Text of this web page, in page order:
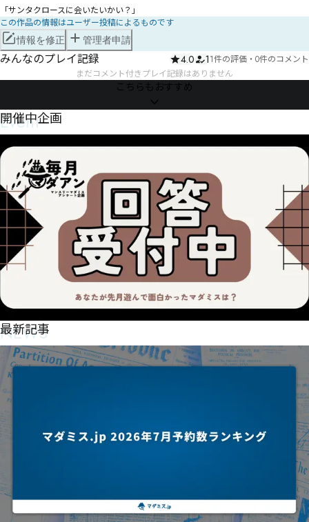
「サンタクロースに会いたいかい？」
この作品の情報はユーザー投稿によるものです
情報を修正 管理者申請
みんなのプレイ記録 4.0 11件の評価 ・ 0件のコメント
まだコメント付きプレイ記録はありません
こちらもおすすめ
Event
開催中企画
NEWS
最新記事